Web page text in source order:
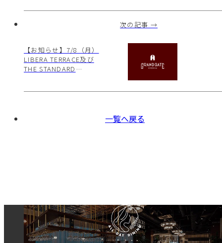
次の記事 →
【お知らせ】7/8（月）
LIBERA TERRACE及び
THE STANDARD
一覧へ戻る